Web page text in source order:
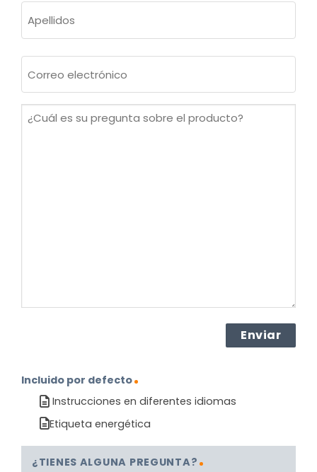
Nombre
electrónico
¿Cuál
Incluido por defecto
Instrucciones en diferentes idiomas
Etiqueta energética
¿TIENES ALGUNA PREGUNTA?